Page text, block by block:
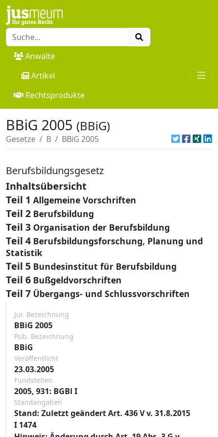
Anwälte
Artikel
Rechtsprodukte
BBiG 2005 (BBiG)
Gesetze B BBiG 2005
Berufsbildungsgesetz
Inhaltsübersicht
Teil 1 Allgemeine Vorschriften
Teil 2 Berufsbildung
Teil 3 Organisation der Berufsbildung
Teil 4 Berufsbildungsforschung, Planung und
Statistik
Teil 5 Bundesinstitut für Berufsbildung
Teil 6 Bußgeldvorschriften
Teil 7 Übergangs- und Schlussvorschriften
Jur. Bezeichnung
BBiG 2005
Pub. Bezeichnung
BBiG
Veröffentlicht
23.03.2005
Fundstellen
2005, 931: BGBl I
Standangaben
Stand: Zuletzt geändert Art. 436 V v. 31.8.2015
I 1474